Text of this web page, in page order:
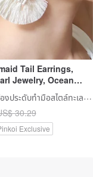
Tail Earrings,
Jewelry, Ocean
Style, Bohemian,
Ideas
SEAPY® เครื่องประดับทำมือสไตล์ทะเล & ของตกแต่งบ้าน
30.29
Exclusive